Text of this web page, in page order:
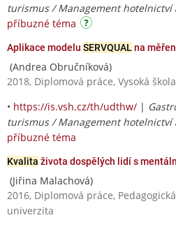
turismus / Management hotelnictví
příbuzné téma
Aplikace modelu SERVQUALna
(Andrea Obručníková)
2018, Diplomová práce, Vysoká
• https://is.vsh.cz/th/udthw/ |
turismus / Management hotelnictví
příbuzné téma
Kvalita života dospělých lidí s
(Jiřina Malachová)
2016, Diplomová práce,
univerzita